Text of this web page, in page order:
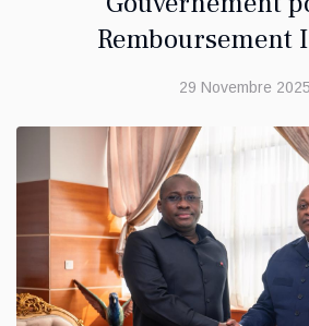
Remboursement
29 Novembre 2025